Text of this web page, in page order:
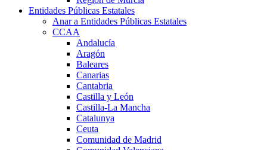
Entidades Públicas Estatales
Anar a Entidades Públicas Estatales
CCAA
Andalucía
Aragón
Baleares
Canarias
Cantabria
Castilla y León
Castilla-La Mancha
Catalunya
Ceuta
Comunidad de Madrid